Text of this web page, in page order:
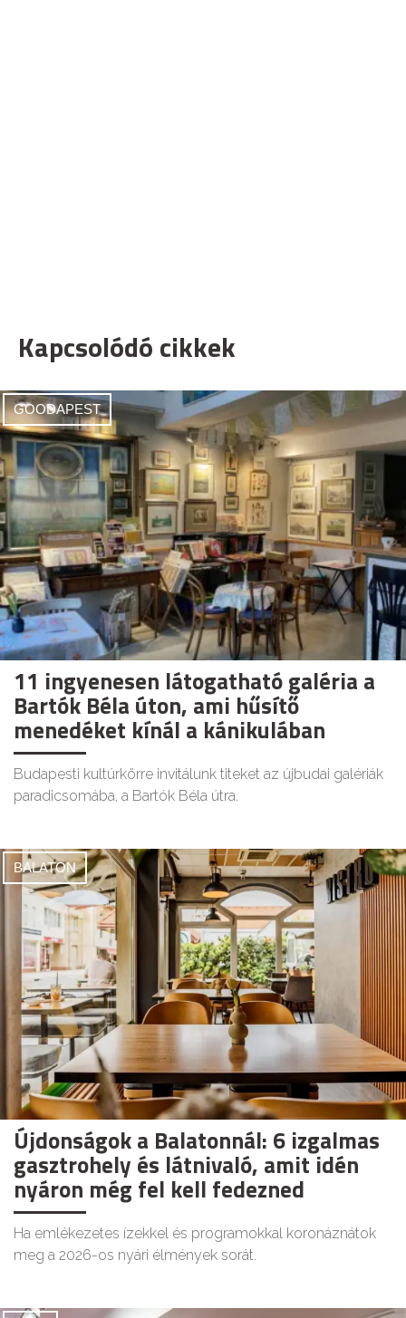
Kapcsolódó cikkek
GOODAPEST
11 ingyenesen látogatható galéria a
Bartók Béla úton, ami hűsítő
menedéket kínál a kánikulában
Budapesti kultúrkörre invitálunk titeket az újbudai galériák
paradicsomába, a Bartók Béla útra.
BALATON
Újdonságok a Balatonnál: 6 izgalmas
gasztrohely és látnivaló, amit idén
nyáron még fel kell fedezned
Ha emlékezetes ízekkel és programokkal koronáznátok
meg a 2026-os nyári élmények sorát.